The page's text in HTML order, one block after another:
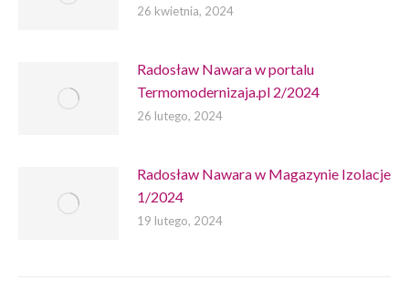
26 kwietnia, 2024
Radosław Nawara w portalu
Termomodernizaja.pl 2/2024
26 lutego, 2024
Radosław Nawara w Magazynie Izolacje
1/2024
19 lutego, 2024